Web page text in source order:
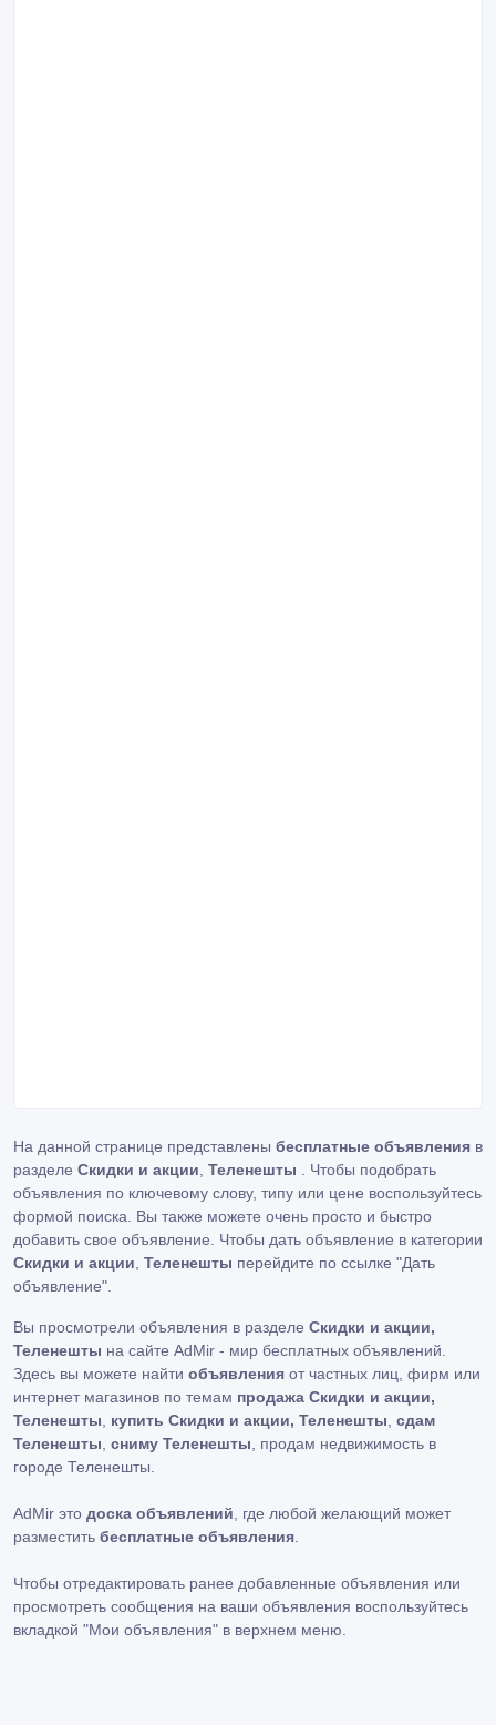
На данной странице представлены бесплатные объявления в
разделе Скидки и акции Теленешты . Чтобы подобрать
объявления по ключевому слову, типу или цене воспользуйтесь
формой поиска. Вы также можете очень просто и быстро
добавить свое объявление. Чтобы дать объявление в категории
Скидки и акции Теленешты перейдите по ссылке "Дать
объявление"
Вы просмотрели объявления в разделе Скидки и акции,
Теленешты на сайте AdMir - мир бесплатных объявлений.
Здесь вы можете найти объявления от частных лиц, фирм или
интернет магазинов по темам продажа Скидки и акции,
Теленешты
купить Скидки и акции, Теленешты сдам
Теленешты сниму Теленешты , продам недвижимость в
городе Теленешты.
AdMir это доска объявлений , где любой желающий может
разместить бесплатные объявления
Чтобы отредактировать ранее добавленные объявления или
просмотреть сообщения на ваши объявления воспользуйтесь
вкладкой "Мои объявления" в верхнем меню.